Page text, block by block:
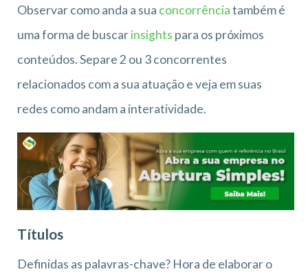
Observar como anda a sua concorrênciatambém é
uma forma de buscarinsights para os próximos
conteúdos. Separe 2 ou 3 concorrentes
relacionados com a sua atuação e veja em suas
redes como andam a interatividade.
Títulos
Definidas as palavras-chave? Hora de elaborar o